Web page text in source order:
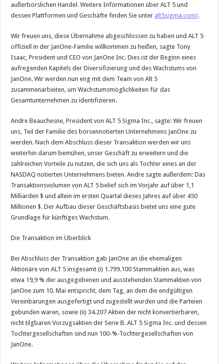
außerbörslichen Handel. Weitere Informationen über ALT 5 und
dessen Plattformen und Geschäfte finden Sie unter alt5sigma.com/.
Wir freuen uns, diese Übernahme abgeschlossen zu haben und ALT 5
offiziell in der JanOne-Familie willkommen zu heißen, sagte Tony
Isaac, President und CEO von JanOne Inc. Dies ist der Beginn eines
aufregenden Kapitels der Diversifizierung und des Wachstums von
JanOne. Wir werden nun eng mit dem Team von Alt 5
zusammenarbeiten, um Wachstumsmöglichkeiten für das
Gesamtunternehmen zu identifizieren.
Andre Beauchesne, President von ALT 5 Sigma Inc., sagte: Wir freuen
uns, Teil der Familie des börsennotierten Unternehmens JanOne zu
werden. Nach dem Abschluss dieser Transaktion werden wir uns
weiterhin darum bemühen, unser Geschäft zu erweitern und die
zahlreichen Vorteile zu nutzen, die sich uns als Tochter eines an der
NASDAQ notierten Unternehmens bieten. Andre sagte außerdem: Das
Transaktionsvolumen von ALT 5 belief sich im Vorjahr auf über 1,1
Milliarden $ und allein im ersten Quartal dieses Jahres auf über 450
Millionen $. Der Aufbau dieser Geschäftsbasis bietet uns eine gute
Grundlage für künftiges Wachstum.
Die Transaktion im Überblick
Bei Abschluss der Transaktion gab JanOne an die ehemaligen
Aktionäre von ALT 5 insgesamt (i) 1.799.100 Stammaktien aus, was
etwa 19,9 % der ausgegebenen und ausstehenden Stammaktien von
JanOne zum 10. Mai entspricht, dem Tag, an dem die endgültigen
Vereinbarungen ausgefertigt und zugestellt wurden und die Parteien
gebunden waren, sowie (ii) 34.207 Aktien der nicht konvertierbaren,
nicht tilgbaren Vorzugsaktien der Serie B. ALT 5 Sigma Inc. und dessen
Tochtergesellschaften sind nun 100-%-Tochtergesellschaften von
JanOne.